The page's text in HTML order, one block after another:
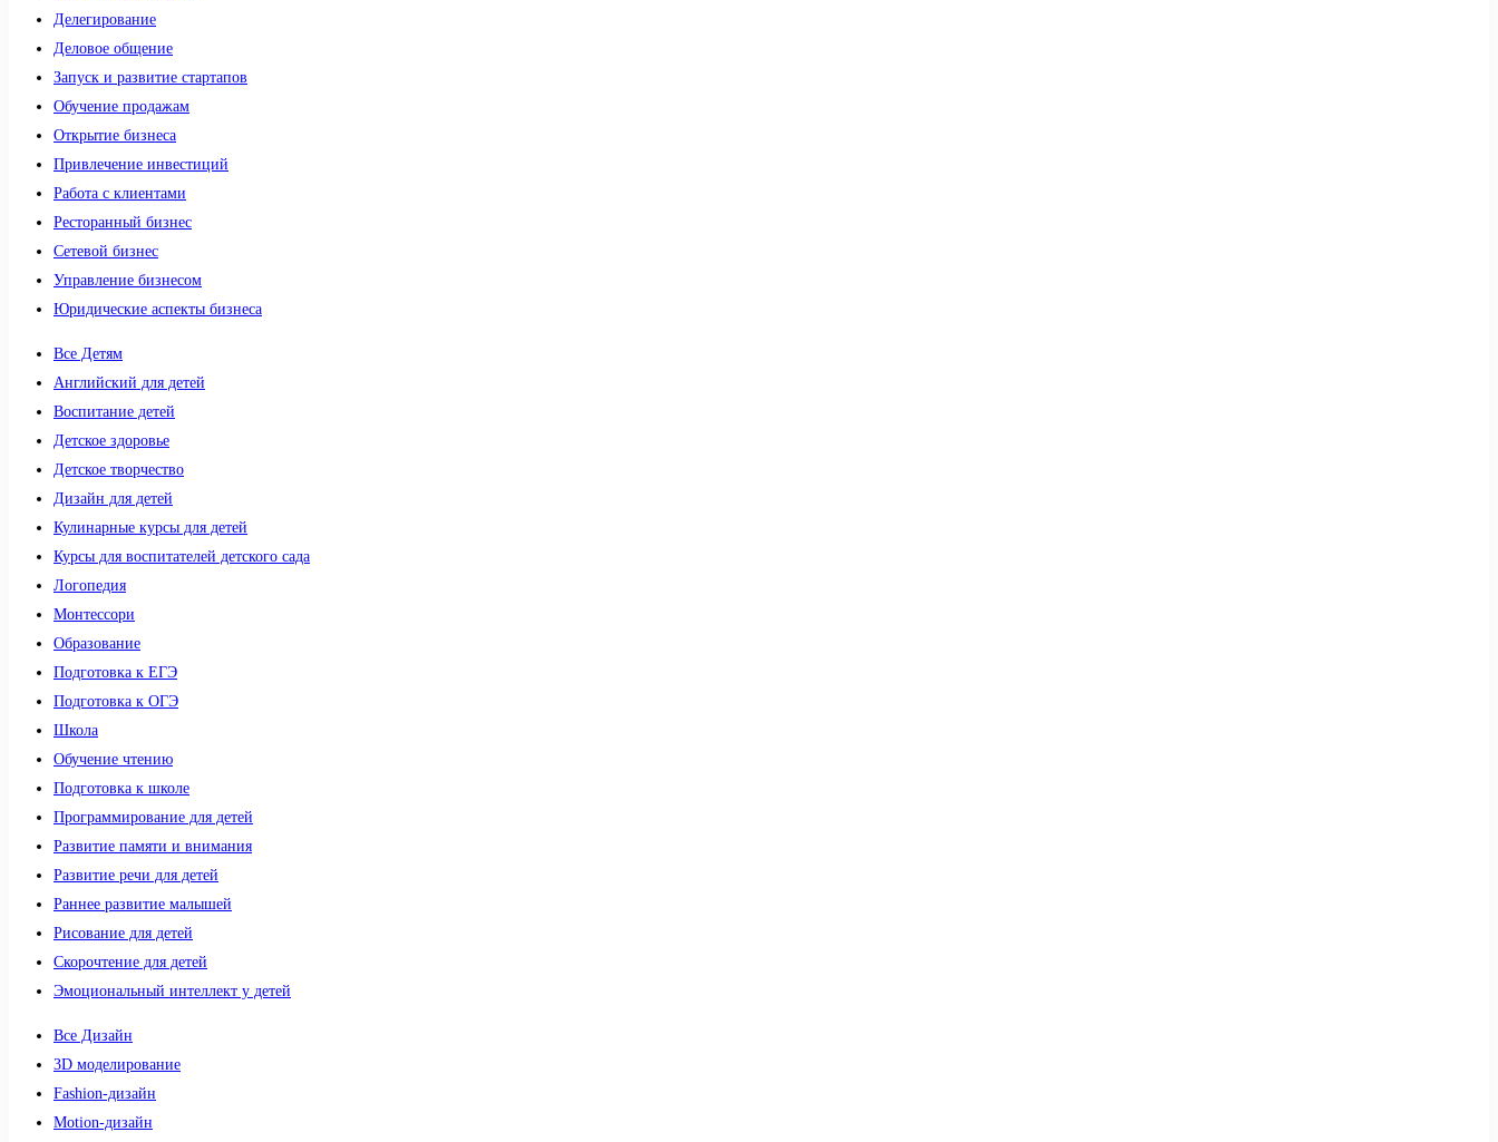
Делегирование
Деловое общение
Запуск и развитие стартапов
Обучение продажам
Открытие бизнеса
Привлечение инвестиций
Работа с клиентами
Ресторанный бизнес
Сетевой бизнес
Управление бизнесом
Юридические аспекты бизнеса
Все Детям
Английский для детей
Воспитание детей
Детское здоровье
Детское творчество
Дизайн для детей
Кулинарные курсы для детей
Курсы для воспитателей детского сада
Логопедия
Монтессори
Образование
Подготовка к ЕГЭ
Подготовка к ОГЭ
Школа
Обучение чтению
Подготовка к школе
Программирование для детей
Развитие памяти и внимания
Развитие речи для детей
Раннее развитие малышей
Рисование для детей
Скорочтение для детей
Эмоциональный интеллект у детей
Все Дизайн
3D моделирование
Fashion-дизайн
Motion-дизайн